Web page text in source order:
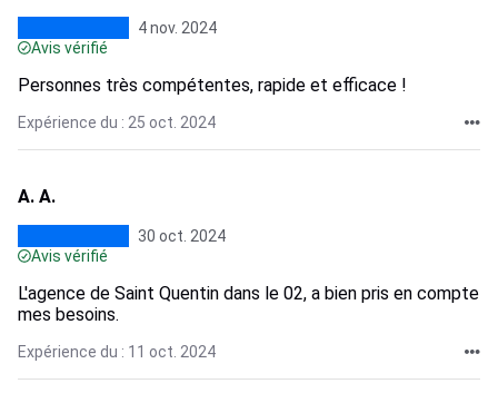
4 nov. 2024
Avis vérifié
Personnes très compétentes, rapide et efficace !
Expérience du : 25 oct. 2024
A. A.
30 oct. 2024
Avis vérifié
L'agence de Saint Quentin dans le 02, a bien pris en compte
mes besoins.
Expérience du : 11 oct. 2024